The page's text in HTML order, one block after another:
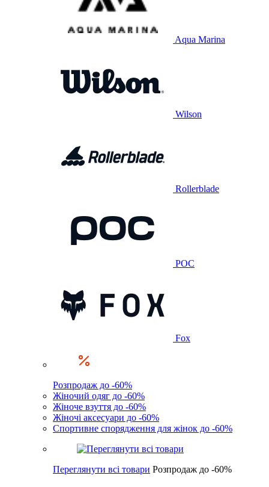
Aqua Marina
Wilson
Rollerblade
POC
Fox
Розпродаж до -60%
Жіночий одяг до -60%
Жіноче взуття до -60%
Жіночі аксесуари до -60%
Спортивне спорядження для жінок до -60%
Переглянути всі товари Розпродаж до -60%